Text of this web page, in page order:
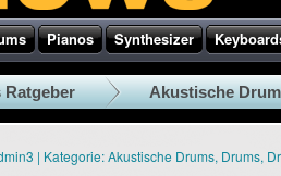
Pianos Synthesizer
Ratgeber Akustische
| Kategorie:Akustische Drums, Drums,